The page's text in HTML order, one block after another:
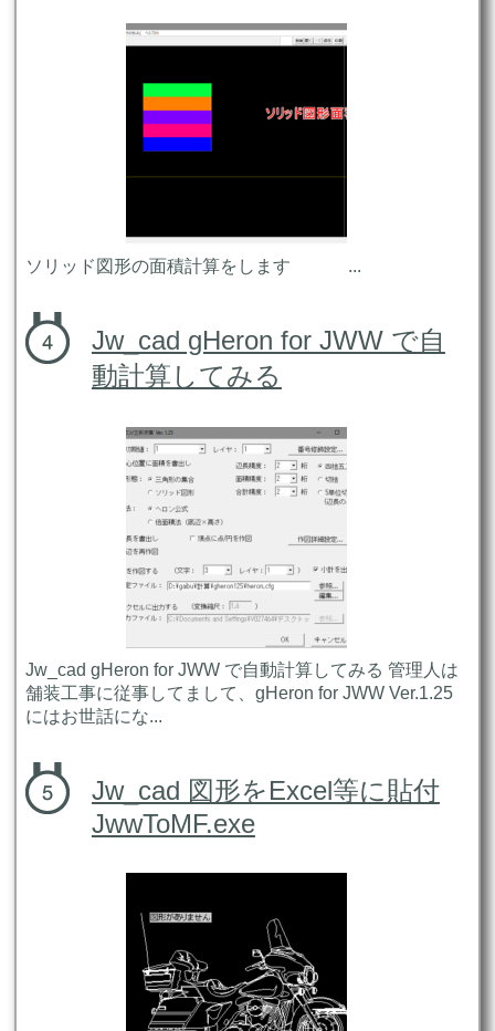
ソリッド図形の面積計算をします ...
Jw_cad gHeron for JWW で自
動計算してみる
Jw_cad gHeron for JWW で自動計算してみる 管理人は
舗装工事に従事してまして、gHeron for JWW Ver.1.25
にはお世話にな...
Jw_cad 図形をExcel等に貼付
JwwToMF.exe